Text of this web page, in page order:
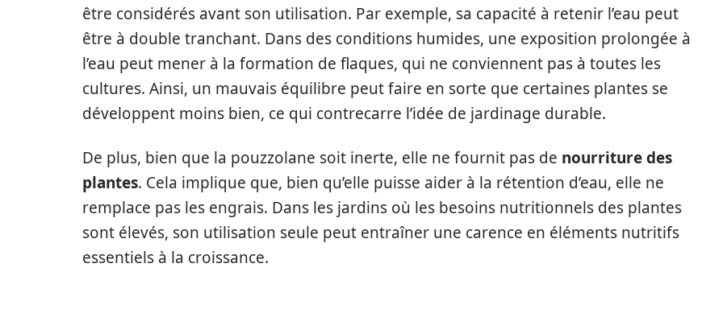
être considérés avant son utilisation. Par exemple, sa capacité à retenir l’eau peut
être à double tranchant. Dans des conditions humides, une exposition prolongée à
l’eau peut mener à la formation de flaques, qui ne conviennent pas à toutes les
cultures. Ainsi, un mauvais équilibre peut faire en sorte que certaines plantes se
développent moins bien, ce qui contrecarre l’idée de jardinage durable.
De plus, bien que la pouzzolane soit inerte, elle ne fournit pas de nourriture des
plantes. Cela implique que, bien qu’elle puisse aider à la rétention d’eau, elle ne
remplace pas les engrais. Dans les jardins où les besoins nutritionnels des plantes
sont élevés, son utilisation seule peut entraîner une carence en éléments nutritifs
essentiels à la croissance.